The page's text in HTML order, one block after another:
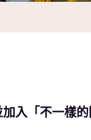
入「不一樣